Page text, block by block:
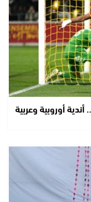
أوروبية وعربية